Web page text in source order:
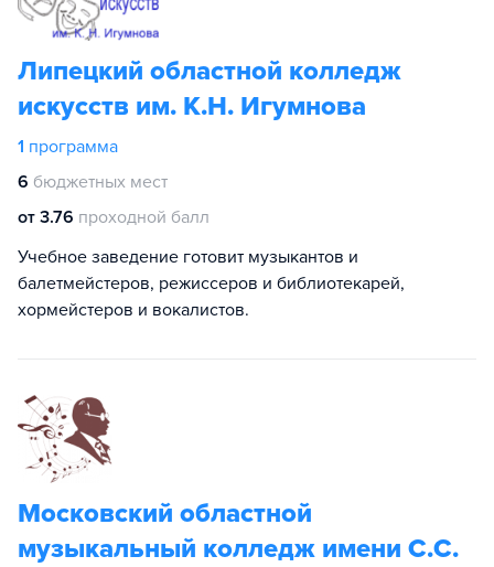
Липецкий областной колледж
искусств им. К.Н. Игумнова
1 программа
6 бюджетных мест
от 3.76 проходной балл
Учебное заведение готовит музыкантов и
балетмейстеров, режиссеров и библиотекарей,
хормейстеров и вокалистов.
Московский областной
музыкальный колледж имени С.С.